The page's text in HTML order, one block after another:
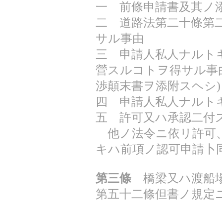
一 前條申請書及其ノ
二 道路法第二十條第
サル事由
三 申請人私人ナルト
營スルコトヲ得サル事
渉顛末書ヲ添附スヘシ)
四 申請人私人ナルト
五 許可又ハ承認二付
他ノ法令ニ依リ許可
キハ前項ノ認可申請卜
第三條 橋梁又ハ渡船
第五十二條但書ノ規定